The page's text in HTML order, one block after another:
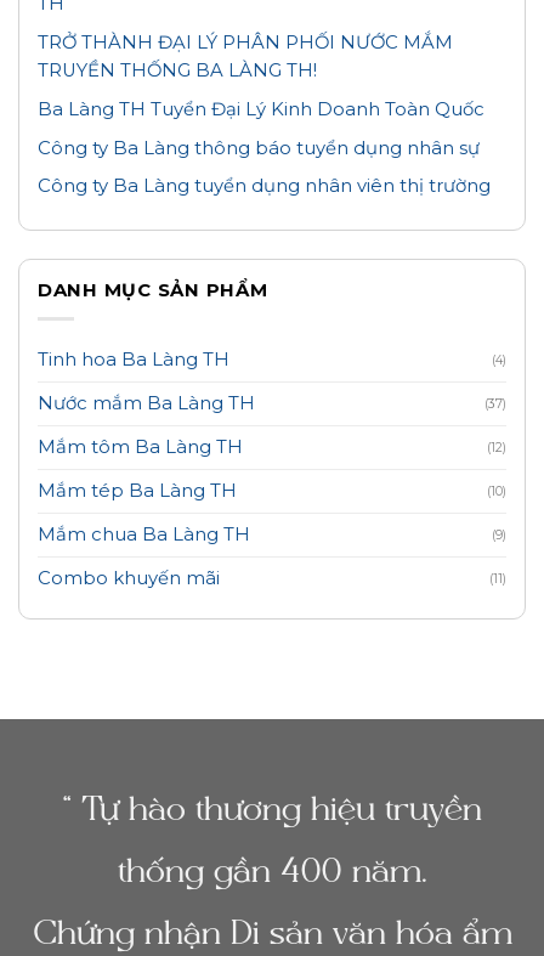
TRỞ THÀNH ĐẠI LÝ PHÂN PHỐI NƯỚC MẮM
TRUYỀN THỐNG BA LÀNG TH!
Ba Làng TH Tuyển Đại Lý Kinh Doanh Toàn Quốc
Công ty Ba Làng thông báo tuyển dụng nhân sự
Công ty Ba Làng tuyển dụng nhân viên thị trường
DANH MỤC SẢN PHẨM
Tinh hoa Ba Làng TH (4)
Nước mắm Ba Làng TH (37)
Mắm tôm Ba Làng TH (12)
Mắm tép Ba Làng TH (10)
Mắm chua Ba Làng TH (9)
Combo khuyến mãi (11)
“ Tự hào thương hiệu truyền
thống gần 400 năm.
Chứng nhận Di sản văn hóa ẩm